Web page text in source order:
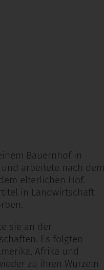
Bauernhof in
arbeitete nach dem
elterlichen Hof.
in Landwirtschaft
sie an der
Es folgten
Afrika und
zu ihren Wurzeln